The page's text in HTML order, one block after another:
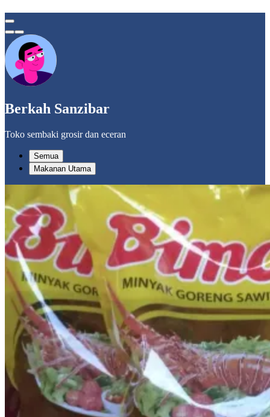
Berkah Sanzibar
Toko sembaki grosir dan eceran
Semua
Makanan Utama